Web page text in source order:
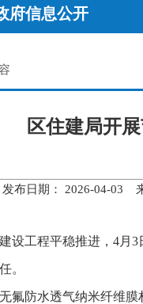
府信息公开
区住建局开
发布日期： 2026-04-03
设工程平稳推进，4月
。
氟防水透气纳米纤维